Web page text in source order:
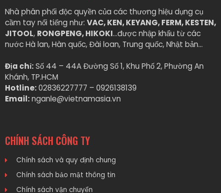
Nhà phân phối độc quyền của các thương hiệu dụng cụ
cầm tay nổi tiếng như: VAC, KEN, KEYANG, FERM, KESTEN,
JITOOL, RONGPENG, HIKOKI…được nhập khẩu từ các
nước Hà lan, Hàn quốc, Đài loan, Trung quốc, Nhật bản…
Địa chỉ:Số 44 – 44A Đường Số 1, Khu Phố 2, Phường An
Khánh, TP.HCM
Hotline:02836227777 – 0926138139
Email:nganle@vietnamasia.vn
CHÍNH SÁCH CÔNG TY
Chính sách và quy định chung
Chính sách bảo mật thông tin
Chính sách vận chuyển